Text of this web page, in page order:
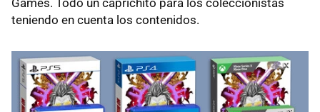
teniendo en cuenta los contenidos.